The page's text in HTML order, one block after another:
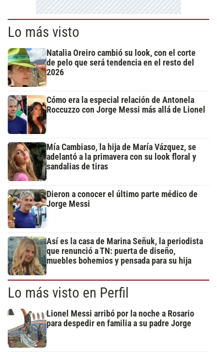
Lo más visto
Natalia Oreiro cambió su look, con el corte
de pelo que será tendencia en el resto del
2026
Cómo era la especial relación de Antonela
Roccuzzo con Jorge Messi más allá de Lionel
Mía Cambiaso, la hija de María Vázquez, se
adelantó a la primavera con su look floral y
sandalias de tiras
Dieron a conocer el último parte médico de
Jorge Messi
Así es la casa de Marina Señuk, la periodista
que renunció a TN: puerta de diseño,
muebles bohemios y pensada para su hija
Lo más visto en Perfil
Lionel Messi arribó por la noche a Rosario
para despedir en familia a su padre Jorge